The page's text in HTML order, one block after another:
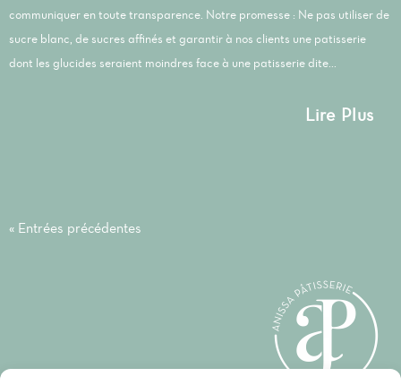
communiquer en toute transparence. Notre promesse : Ne pas utiliser de
sucre blanc, de sucres affinés et garantir à nos clients une patisserie
dont les glucides seraient moindres face à une patisserie dite...
Lire Plus
« Entrées précédentes